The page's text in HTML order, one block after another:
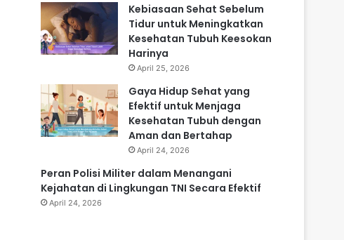
Kebiasaan Sehat Sebelum
Tidur untuk Meningkatkan
Kesehatan Tubuh Keesokan
Harinya
April 25, 2026
Gaya Hidup Sehat yang
Efektif untuk Menjaga
Kesehatan Tubuh dengan
Aman dan Bertahap
April 24, 2026
Peran Polisi Militer dalam Menangani
Kejahatan di Lingkungan TNI Secara Efektif
April 24, 2026